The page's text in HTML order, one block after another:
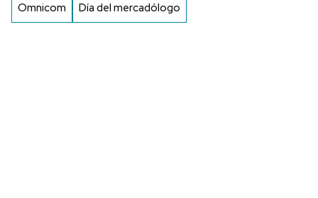
Omnicom Día del mercadólogo